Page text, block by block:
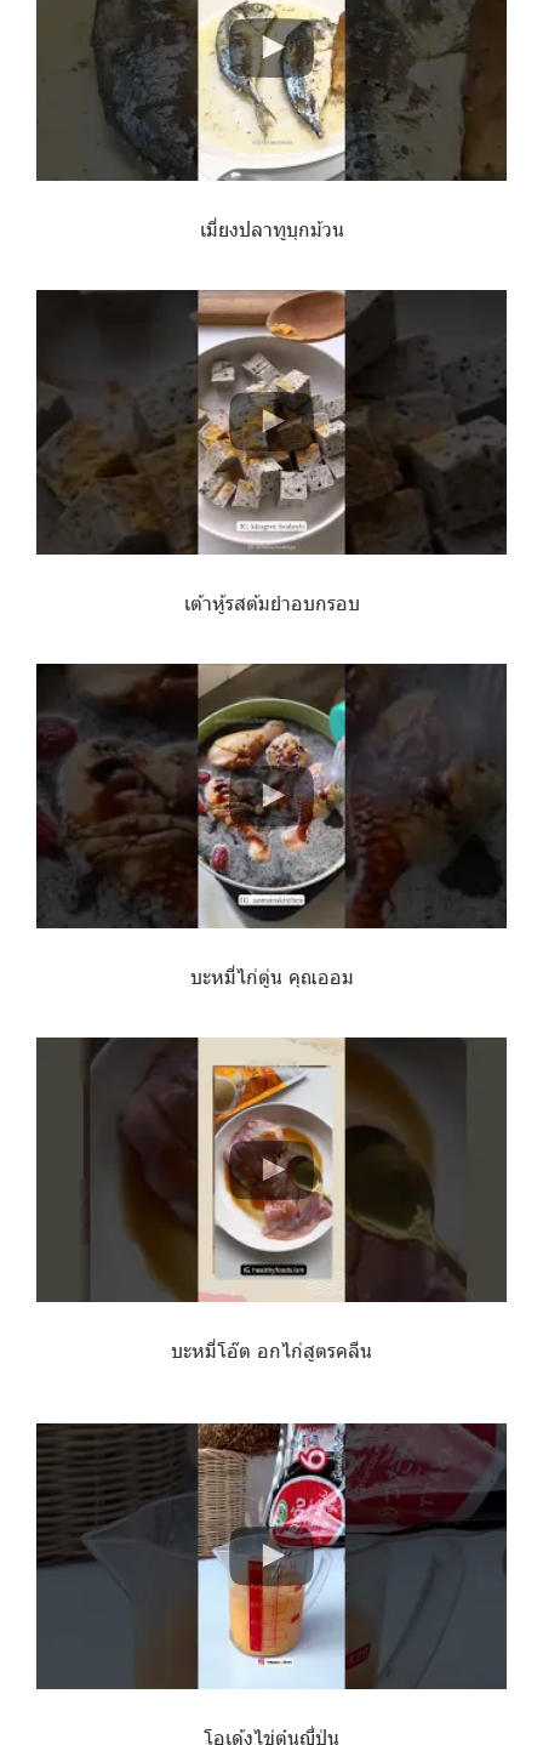
เมี่ยงปลาทูบุกม้วน
เต้าหู้รสต้มยำอบกรอบ
บะหมี่ไก่ตู่น คุณออม
บะหมี่โอ๊ต อกไก่สูตรคลีน
โอเด้งไข่ตุ๋นญี่ปุ่น